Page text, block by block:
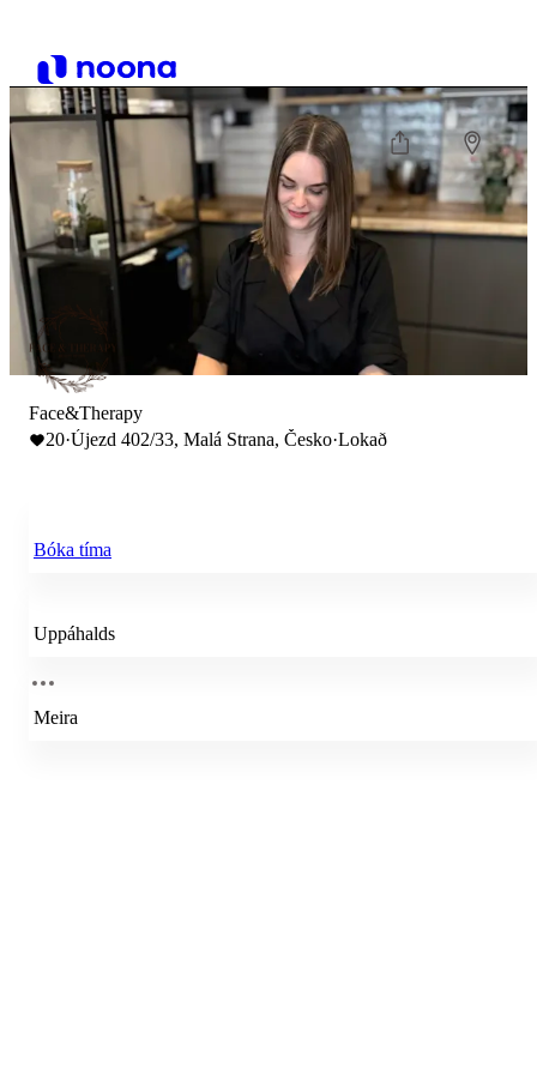
Face&Therapy
20·Újezd 402/33, Malá Strana, Česko·Lokað
Bóka tíma
Uppáhalds
Meira